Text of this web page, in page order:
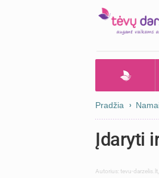
Pradžia
Įdaryti
Autorius:tevu-darzelis.lt